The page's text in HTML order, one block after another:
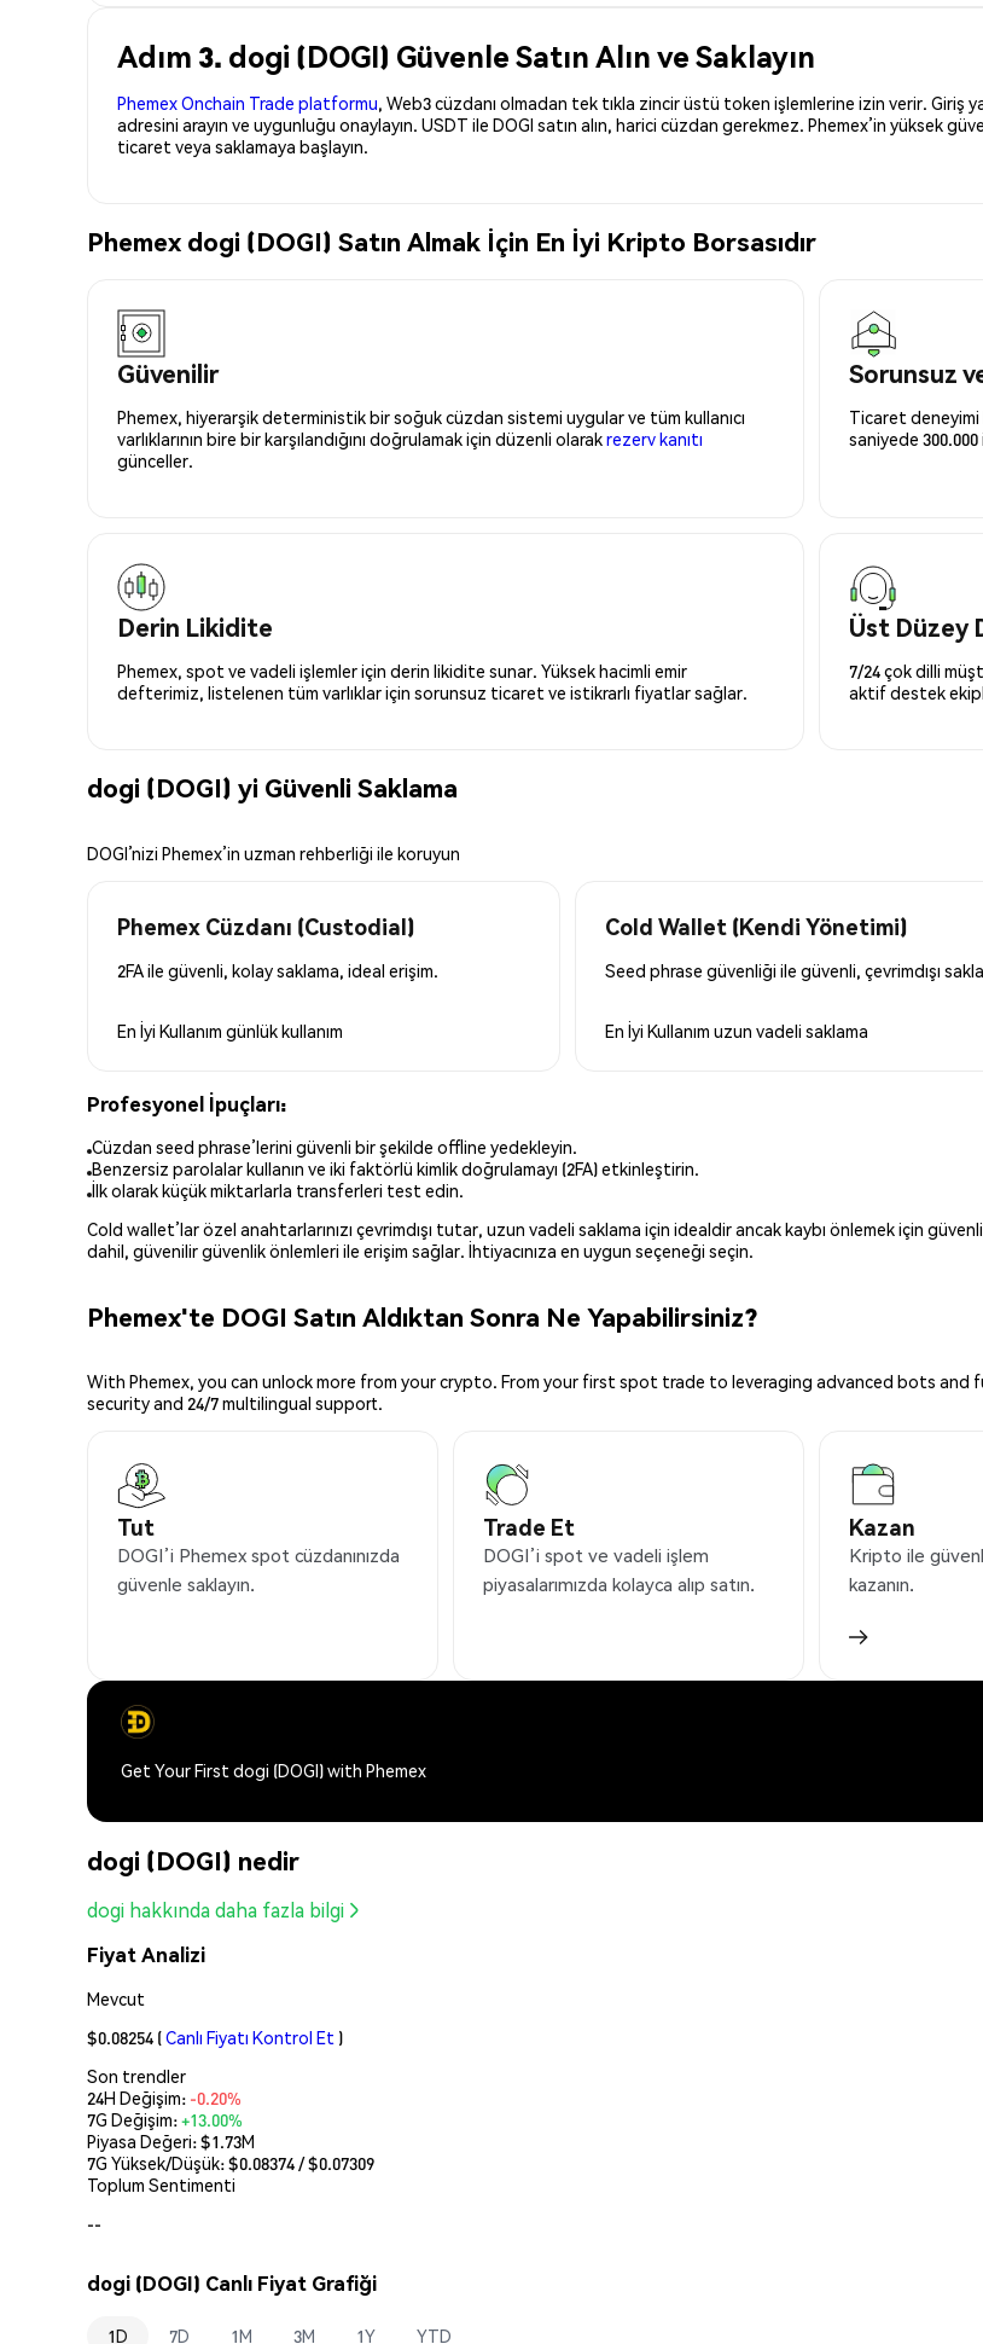
Adım 3. dogi (DOGI) Güvenle Satın Alın ve Saklayın
Phemex Onchain Trade platformu, Web3 cüzdanı olmadan tek tıkla zincir üstü token işlemlerine izin verir. Giriş
adresini arayın ve uygunluğu onaylayın. USDT ile DOGI satın alın, harici cüzdan gerekmez. Phemex’in yüksek
ticaret veya saklamaya başlayın.
Phemex dogi (DOGI) Satın Almak İçin En İyi Kripto Borsasıdır
Güvenilir
Phemex, hiyerarşik deterministik bir soğuk cüzdan sistemi uygular ve tüm kullanıcı
varlıklarının bire bir karşılandığını doğrulamak için düzenli olarakrezerv kanıtı
günceller.
Sorunsuz
Ticaret deneyimi
saniyede
Derin Likidite
Phemex, spot ve vadeli işlemler için derin likidite sunar. Yüksek hacimli emir
defterimiz, listelenen tüm varlıklar için sorunsuz ticaret ve istikrarlı fiyatlar sağlar.
Üst Düzey
7/24 çok dilli
aktif destek
dogi (DOGI) yi Güvenli Saklama
DOGI’nizi Phemex’in uzman rehberliği ile koruyun
Phemex Cüzdanı (Custodial)
2FA ile güvenli, kolay saklama, ideal erişim.
En İyi Kullanım günlük kullanım
Cold Wallet (Kendi Yönetimi)
Seed phrase güvenliği ile güvenli, çevrimdışı
En İyi Kullanım uzun vadeli saklama
Profesyonel İpuçları:
Cüzdan seed phrase’lerini güvenli bir şekilde offline yedekleyin.
Benzersiz parolalar kullanın ve iki faktörlü kimlik doğrulamayı (2FA) etkinleştirin.
İlk olarak küçük miktarlarla transferleri test edin.
Cold wallet’lar özel anahtarlarınızı çevrimdışı tutar, uzun vadeli saklama için idealdir ancak kaybı önlemek için
dahil, güvenilir güvenlik önlemleri ile erişim sağlar. İhtiyacınıza en uygun seçeneği seçin.
Phemex'te DOGI Satın Aldıktan Sonra Ne Yapabilirsiniz?
With Phemex, you can unlock more from your crypto. From your first spot trade to leveraging advanced bots
security and 24/7 multilingual support.
Tut
DOGI’i Phemex spot cüzdanınızda
güvenle saklayın.
Trade Et
DOGI’i spot ve vadeli işlem
piyasalarımızda kolayca alıp satın.
Kazan
Kripto ile
kazanın.
Get Your First dogi (DOGI) with Phemex
dogi (DOGI) nedir
dogi hakkında daha fazla bilgi
Fiyat Analizi
Mevcut
$0.08254 (Canlı Fiyatı Kontrol Et )
Son trendler
24H Değişim: -0.20%
7G Değişim:+13.00%
Piyasa Değeri:$1.73M
7G Yüksek/Düşük: $0.08374/ $0.07309
Toplum Sentimenti
--
dogi (DOGI) Canlı Fiyat Grafiği
1D 7D 1M 3M 1Y YTD